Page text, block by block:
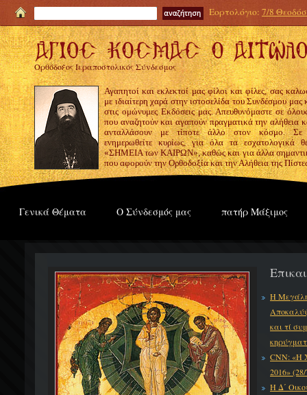
Εορτολόγιο: 7/8
Ορθόδοξος Ιεραποστολικός Σύνδεσμος
Αγαπητοί και εκλεκτοί μας φίλοι και φίλες, σας
με ιδιαίτερη χαρά στην ιστοσελίδα του Συνδέσμου μας
στις ομώνυμες Εκδόσεις μας. Απευθυνόμαστε σε
που αναζητούν και αγαπούν πραγματικά την αλήθεια
ανταλλάσουν με τίποτε άλλο στον κόσμο.
ενημερωθείτε κυρίως, για όλα τα εσχατολογικά
«ΣΗΜΕΙΑ των ΚΑΙΡΩΝ», καθώς και για άλλα
που αφορούν την Ορθοδοξία και την Αλήθεια της
Γενικά Θέματα Ο Σύνδεσμός μας πατήρ Μάξιμος
Η Μεγάλη
και τί
CNN: «Η
2016»
Η Δ΄